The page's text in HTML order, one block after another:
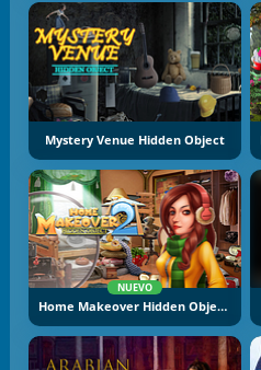
Mystery Venue Hidden Object
NUEVO
Home Makeover Hidden Object 2